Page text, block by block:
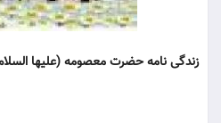
زندگى نامه حضرت معصومه (عليها